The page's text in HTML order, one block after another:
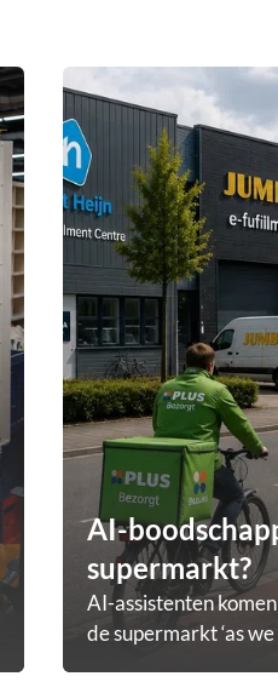
AI-
supermarkt?
AI-assistenten
de supermarkt ‘as we